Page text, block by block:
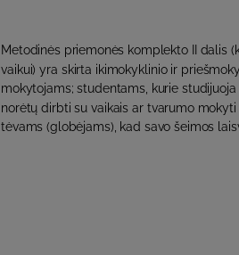
Metodinės priemonės komplekto II dalis
vaikui) yra skirta ikimokyklinio ir
mokytojams; studentams, kurie
norėtų dirbti su vaikais ar tvarumo mokyti
tėvams (globėjams), kad savo šeimos